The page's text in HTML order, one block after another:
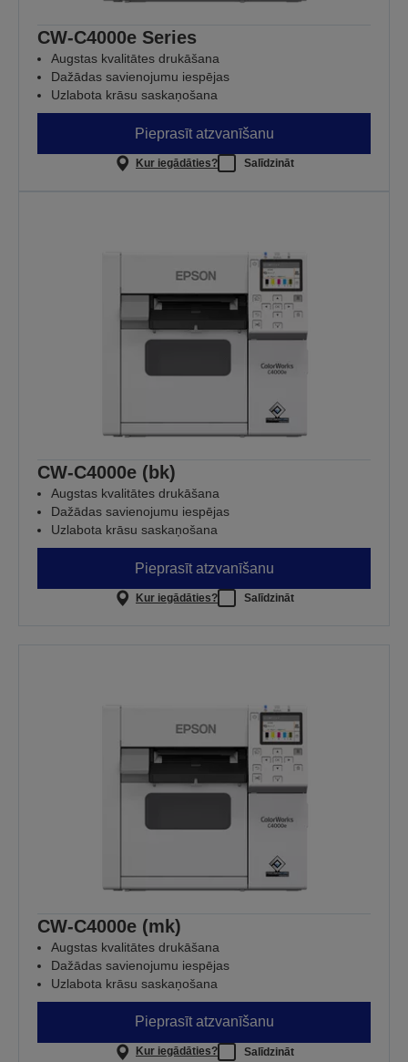
CW-C4000e Series
Augstas kvalitātes drukāšana
Dažādas savienojumu iespējas
Uzlabota krāsu saskaņošana
Pieprasīt atzvanīšanu
Kur iegādāties? Salīdzināt
CW-C4000e (bk)
Augstas kvalitātes drukāšana
Dažādas savienojumu iespējas
Uzlabota krāsu saskaņošana
Pieprasīt atzvanīšanu
Kur iegādāties? Salīdzināt
CW-C4000e (mk)
Augstas kvalitātes drukāšana
Dažādas savienojumu iespējas
Uzlabota krāsu saskaņošana
Pieprasīt atzvanīšanu
Kur iegādāties? Salīdzināt